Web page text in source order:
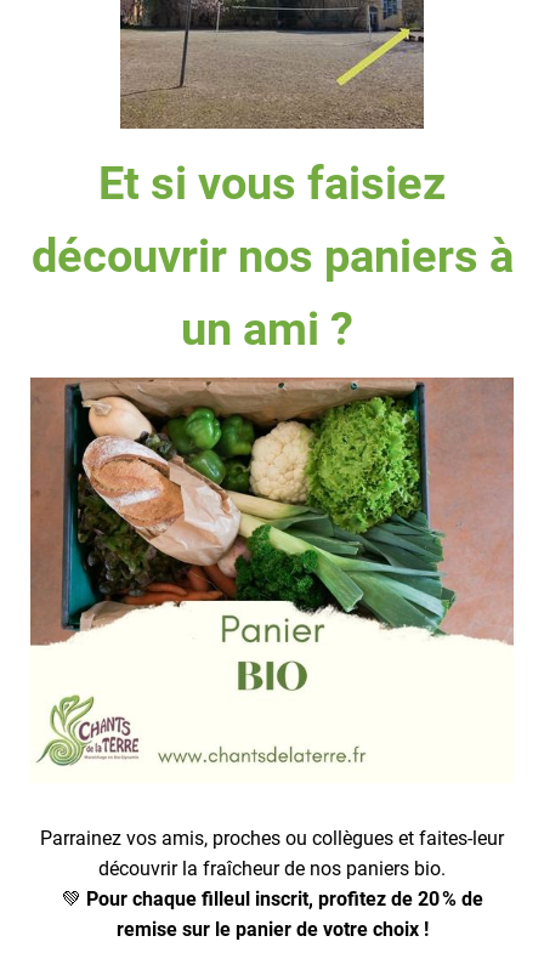
Et si vous faisiez
découvrir nos paniers à
un ami ?
Parrainez vos amis, proches ou collègues et faites-leur
découvrir la fraîcheur de nos paniers bio.
💚 Pour chaque filleul inscrit, profitez de 20 % de
remise sur le panier de votre choix !